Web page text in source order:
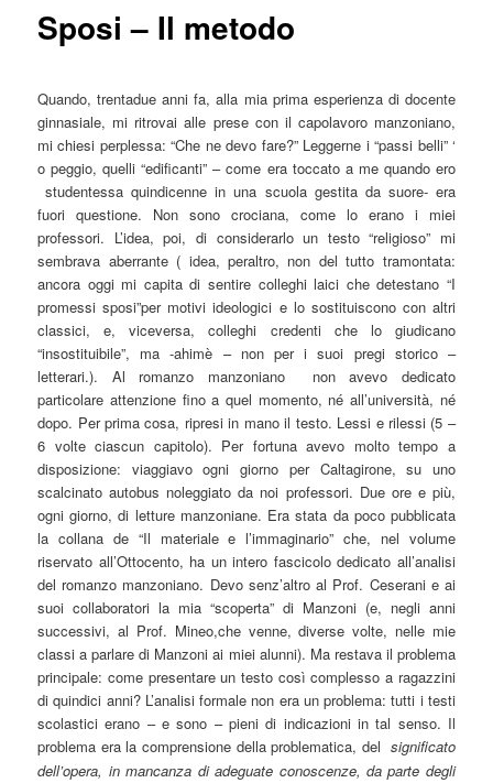
Sposi – Il metodo
Quando, trentadue anni fa, alla mia prima esperienza di docente
ginnasiale, mi ritrovai alle prese con il capolavoro manzoniano,
mi chiesi perplessa: “Che ne devo fare?” Leggerne i “passi belli” ‘
o peggio, quelli “edificanti” – come era toccato a me quando ero
studentessa quindicenne in una scuola gestita da suore- era
fuori questione. Non sono crociana, come lo erano i miei
professori. L’idea, poi, di considerarlo un testo “religioso” mi
sembrava aberrante ( idea, peraltro, non del tutto tramontata:
ancora oggi mi capita di sentire colleghi laici che detestano “I
promessi sposi”per motivi ideologici e lo sostituiscono con altri
classici, e, viceversa, colleghi credenti che lo giudicano
“insostituibile”, ma -ahimè – non per i suoi pregi storico –
letterari.). Al romanzo manzoniano non avevo dedicato
particolare attenzione fino a quel momento, né all’università, né
dopo. Per prima cosa, ripresi in mano il testo. Lessi e rilessi (5 –
6 volte ciascun capitolo). Per fortuna avevo molto tempo a
disposizione: viaggiavo ogni giorno per Caltagirone, su uno
scalcinato autobus noleggiato da noi professori. Due ore e più,
ogni giorno, di letture manzoniane. Era stata da poco pubblicata
la collana de “Il materiale e l’immaginario” che, nel volume
riservato all’Ottocento, ha un intero fascicolo dedicato all’analisi
del romanzo manzoniano. Devo senz’altro al Prof. Ceserani e ai
suoi collaboratori la mia “scoperta” di Manzoni (e, negli anni
successivi, al Prof. Mineo,che venne, diverse volte, nelle mie
classi a parlare di Manzoni ai miei alunni). Ma restava il problema
principale: come presentare un testo così complesso a ragazzini
di quindici anni? L’analisi formale non era un problema: tutti i testi
scolastici erano – e sono – pieni di indicazioni in tal senso. Il
problema era la comprensione della problematica, del significato
dell’opera, in mancanza di adeguate conoscenze, da parte degli